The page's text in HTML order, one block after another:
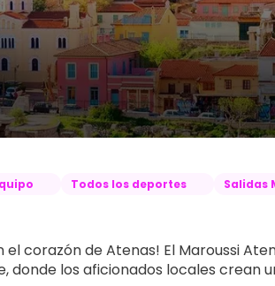
Todos los deportes Salidas
corazón de Atenas! El Maroussi
donde los aficionados locales